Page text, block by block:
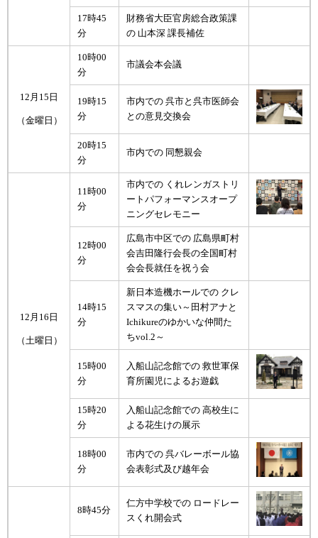
17時45
分
財務省大臣官房総合政策課
の 山本深 課長補佐
12月15日
（金曜日）
10時00
分
市議会本会議
19時15
分
市内での 呉市と呉市医師会
との意見交換会
20時15
分
市内での 同懇親会
12月16日
（土曜日）
11時00
分
市内での くれレンガストリ
ートパフォーマンスオープ
ニングセレモニー
12時00
分
広島市中区での 広島県町村
会吉田隆行会長の全国町村
会会長就任を祝う会
14時15
分
新日本造機ホールでの クレ
スマスの集い～田村アナと
Ichikureのゆかいな仲間た
ちvol.2～
15時00
分
入船山記念館での 救世軍保
育所園児によるお遊戯
15時20
分
入船山記念館での 高校生に
よる花生けの展示
18時00
分
市内での 呉バレーボール協
会表彰式及び越年会
8時45分
仁方中学校での ロードレー
スくれ開会式